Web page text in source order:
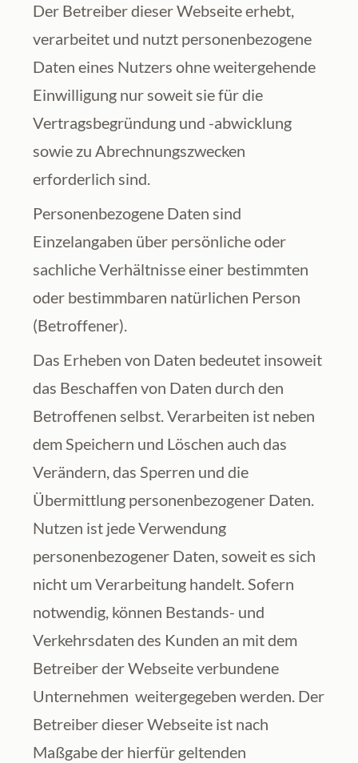
Der Betreiber dieser Webseite erhebt,
verarbeitet und nutzt personenbezogene
Daten eines Nutzers ohne weitergehende
Einwilligung nur soweit sie für die
Vertragsbegründung und -abwicklung
sowie zu Abrechnungszwecken
erforderlich sind.
Personenbezogene Daten sind
Einzelangaben über persönliche oder
sachliche Verhältnisse einer bestimmten
oder bestimmbaren natürlichen Person
(Betroffener).
Das Erheben von Daten bedeutet insoweit
das Beschaffen von Daten durch den
Betroffenen selbst. Verarbeiten ist neben
dem Speichern und Löschen auch das
Verändern, das Sperren und die
Übermittlung personenbezogener Daten.
Nutzen ist jede Verwendung
personenbezogener Daten, soweit es sich
nicht um Verarbeitung handelt. Sofern
notwendig, können Bestands- und
Verkehrsdaten des Kunden an mit dem
Betreiber der Webseite verbundene
Unternehmen  weitergegeben werden. Der
Betreiber dieser Webseite ist nach
Maßgabe der hierfür geltenden